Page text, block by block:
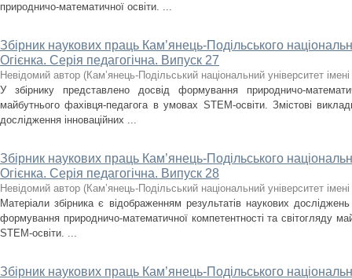
природничо-математичної освіти. ...
Збірник наукових праць Кам’янець-Подільського
Огієнка. Серія педагогічна. Випуск 27
Невідомий автор (Кам’янець-Подільський національний університет
У збірнику представлено досвід формування природничо-
майбутнього фахівця-педагога в умовах STEM-освіти. Змістові
дослідження інноваційних ...
Збірник наукових праць Кам’янець-Подільського
Огієнка. Серія педагогічна. Випуск 28
Невідомий автор (Кам’янець-Подільський національний університет
Матеріали збірника є відображенням результатів наукових
формування природничо-математичної компетентності та світогляду
STEM-освіти. ...
Збірник наукових праць Кам’янець-Подільського